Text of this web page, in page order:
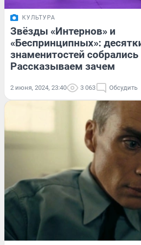
КУЛЬТУРА
Звёзды «Интернов» и
«Беспринципных»:
знаменитостей
Рассказываем зачем
2 июня, 2024, 23:40 3 063 Обсудить